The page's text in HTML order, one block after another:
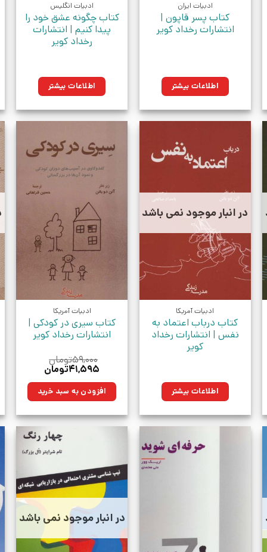
ادبیات ایران
کتاب پسر قاپون |
انتشارات رخداد کویر
اطلاعات بیشتر
ادبیات انگلیس
کتاب چگونه عشق خود را
پیدا کنیم | انتشارات
رخداد کویر
اطلاعات بیشتر
در انبار موجود نمی باشد
ادبیات آمریکا
کتاب درباب اعتماد به
نفس | انتشارات رخداد
کویر
اطلاعات بیشتر
ادبیات آمریکا
کتاب سیری در کودکی |
انتشارات رخداد کویر
۵۹,۰۰۰تومان
قیمت
۵۹,۰۰۰تومان
بود.
۴۱,۵۹۵تومانقیمت
۴۱,۵۹۵تومان.افزودن به سبد خرید
در انبار موجود نمی باشد